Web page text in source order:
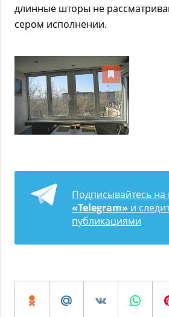
длинные шторы не
сером исполнении.
Подписывайтесь
«Telegram» и
публикациями